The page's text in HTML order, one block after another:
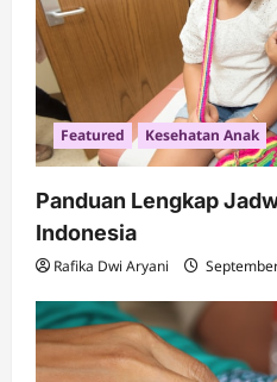
Featured Kesehatan Anak
Panduan Lengkap
Indonesia
Rafika Dwi Aryani